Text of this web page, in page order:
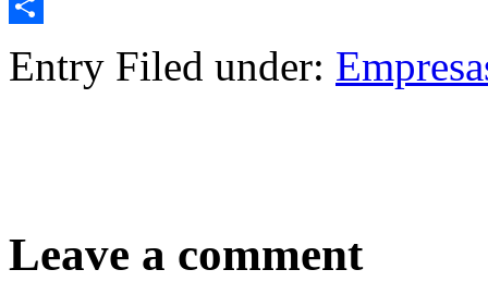
Email
Entry Filed under:
Leave a comment